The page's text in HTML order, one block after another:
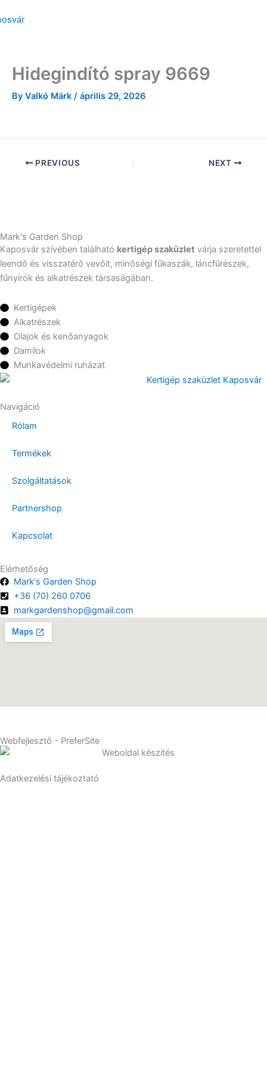
to
Hidegindító spray 9669
By Valkó Márk / április 29, 2026
PREVIOUS NEXT
Mark's Garden Shop
Kaposvár szívében található kertigép szaküzlet várja szeretettel
leendő és visszatérő vevőit, minőségi fűkaszák, láncfűrészek,
fűnyírók és alkatrészek társaságában.
Kertigépek
Alkatrészek
Olajok és kenőanyagok
Damilok
Munkavédelmi ruházat
Navigáció
Rólam
Termékek
Szolgáltatások
Partnershop
Kapcsolat
Elérhetőség
Mark's Garden Shop
+36 (70) 260 0706
markgardenshop@gmail.com
Webfejlesztő - PreferSite
Adatkezelési tájékoztató